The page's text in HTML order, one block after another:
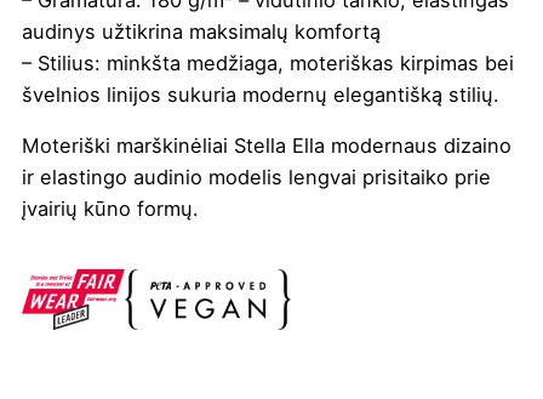
audinys užtikrina maksimalų komfortą
– Stilius: minkšta medžiaga, moteriškas kirpimas bei
švelnios linijos sukuria modernų elegantišką stilių.
Moteriški marškinėliai Stella Ella modernaus dizaino
ir elastingo audinio modelis lengvai prisitaiko prie
įvairių kūno formų.
Spalva French mėlyna
Natūrali,Nispero
Šviesi rožinė